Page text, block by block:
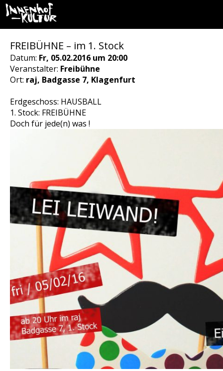
FREIBÜHNE – im 1. Stock
Datum: Fr, 05.02.2016 um 20:00
Veranstalter: Freibühne
Ort: raj, Badgasse 7, Klagenfurt
Erdgeschoss: HAUSBALL
1. Stock: FREIBÜHNE
Doch für jede(n) was !